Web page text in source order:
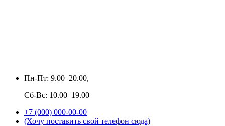
Пн-Пт: 9.00–20.00,
Сб-Вс: 10.00–19.00
+7 (000) 000-00-00
(Хочу поставить свой телефон сюда)